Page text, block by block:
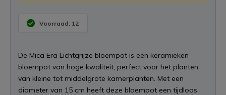
Voorraad: 12
De Mica Era Lichtgrijze bloempot is een keramieken
bloempot van hoge kwaliteit, perfect voor het planten
van kleine tot middelgrote kamerplanten. Met een
diameter van 15 cm heeft deze bloempot een tijdloos